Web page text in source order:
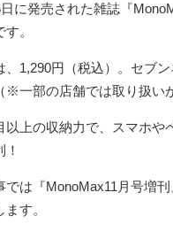
に発売された雑誌『
。
、1,290円（税込）。セブ
※一部の店舗では取り扱い
以上の収納力で、スマホ
！
では『MonoMax11月号増
す。